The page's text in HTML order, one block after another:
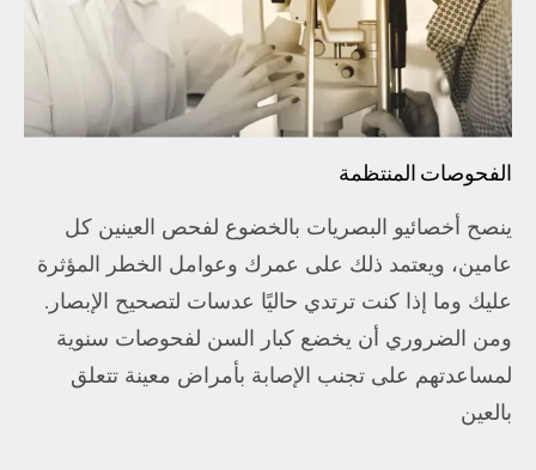
الفحوصات المنتظمة
ينصح أخصائيو البصريات بالخضوع لفحص العينين كل
عامين، ويعتمد ذلك على عمرك وعوامل الخطر المؤثرة
عليك وما إذا كنت ترتدي حاليًا عدسات لتصحيح الإبصار.
ومن الضروري أن يخضع كبار السن لفحوصات سنوية
لمساعدتهم على تجنب الإصابة بأمراض معينة تتعلق
بالعين